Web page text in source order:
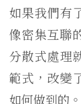
如果我們有
像密集互聯
分散式處理
範式，改變
如何做到的。